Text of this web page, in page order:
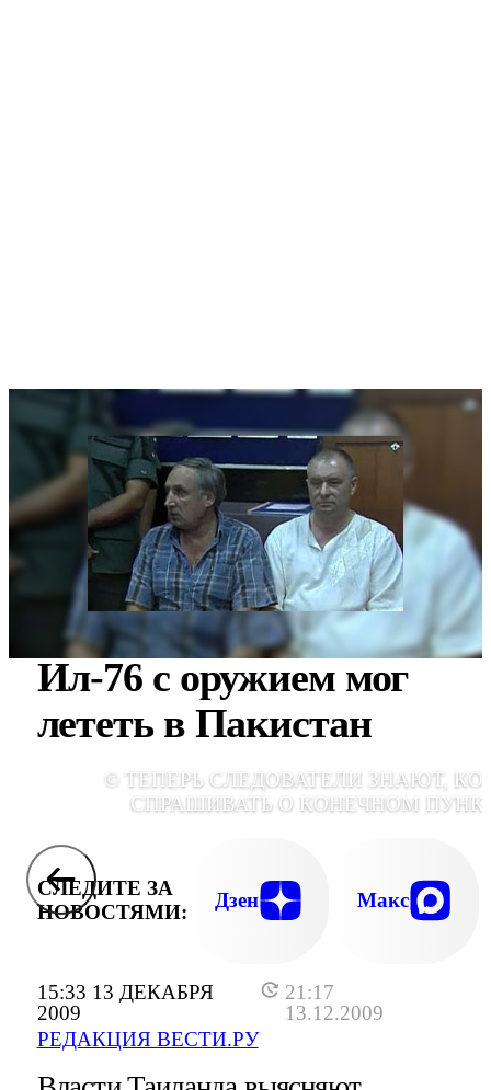
15:33 13 ДЕКАБРЯ
2009
21:17
13.12.2009
РЕДАКЦИЯ ВЕСТИ.РУ
Ил-76 с оружием мог
лететь в Пакистан
© ТЕПЕРЬ СЛЕДОВАТЕЛИ ЗНАЮТ,
СПРАШИВАТЬ О КОНЕЧНОМ
СЛЕДИТЕ ЗА
НОВОСТЯМИ:
Дзен Макс